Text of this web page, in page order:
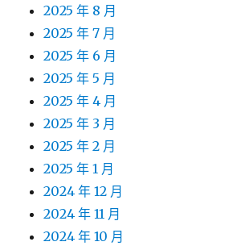
2025 年 8 月
2025 年 7 月
2025 年 6 月
2025 年 5 月
2025 年 4 月
2025 年 3 月
2025 年 2 月
2025 年 1 月
2024 年 12 月
2024 年 11 月
2024 年 10 月